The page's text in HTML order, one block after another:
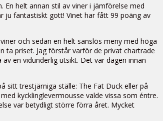
En helt annan stil av viner i jämförelse med
ju fantastiskt gott! Vinet har fått 99 poäng av
och sedan en helt sanslös meny med höga
ta priset. Jag förstår varför de privat chartrade
en vidunderlig utsikt. Det var dagen innan
sitt trestjärniga ställe: The Fat Duck eller på
kycklinglevermousse valde vissa som éntre.
var betydligt större förra året. Mycket